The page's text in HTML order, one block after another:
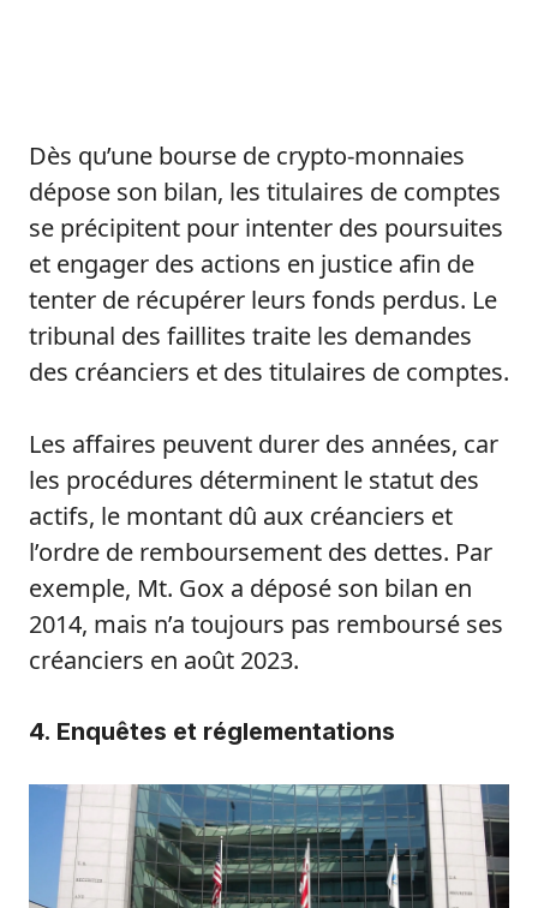
Dès qu’une bourse de crypto-monnaies
dépose son bilan, les titulaires de comptes
se précipitent pour intenter des poursuites
et engager des actions en justice afin de
tenter de récupérer leurs fonds perdus. Le
tribunal des faillites traite les demandes
des créanciers et des titulaires de comptes.
Les affaires peuvent durer des années, car
les procédures déterminent le statut des
actifs, le montant dû aux créanciers et
l’ordre de remboursement des dettes. Par
exemple, Mt. Gox a déposé son bilan en
2014, mais n’a toujours pas remboursé ses
créanciers en août 2023.
4. Enquêtes et réglementations